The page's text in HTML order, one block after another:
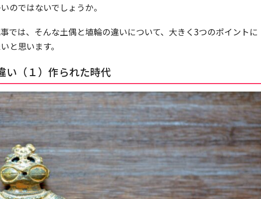
のではないでしょうか。
では、そんな土偶と埴輪の違いについて、大きく3つのポイントに
と思います。
い（１）作られた時代